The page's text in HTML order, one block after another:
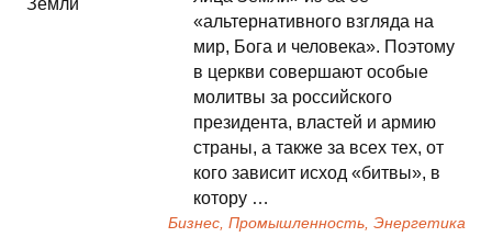
«альтернативного взгляда на
мир, Бога и человека». Поэтому
в церкви совершают особые
молитвы за российского
президента, властей и армию
страны, а также за всех тех, от
кого зависит исход «битвы», в
котору …
Бизнес, Промышленность, Энергетика